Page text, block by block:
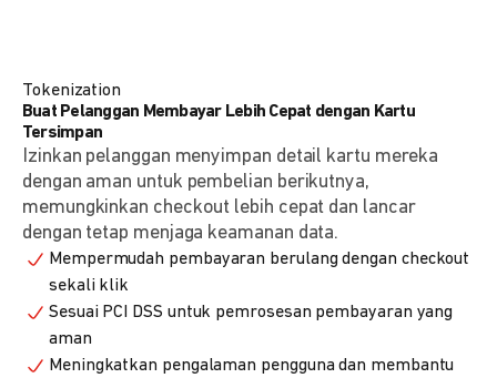
Tokenization
Buat Pelanggan Membayar Lebih Cepat dengan Kartu
Tersimpan
Izinkan pelanggan menyimpan detail kartu mereka
dengan aman untuk pembelian berikutnya,
memungkinkan checkout lebih cepat dan lancar
dengan tetap menjaga keamanan data.
Mempermudah pembayaran berulang dengan checkout
sekali klik
Sesuai PCI DSS untuk pemrosesan pembayaran yang
aman
Meningkatkan pengalaman pengguna dan membantu